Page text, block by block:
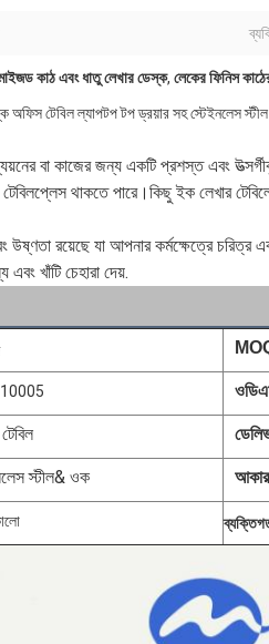
কাঠ এবং ধাতু লেখার ডেস্ক, লেকের ফিনিস
অফিস টেবিল ল্যাপটপ টপ ড্রয়ার সহ স্টেইনলেস
বা কাজের জন্য একটি প্রশস্ত এবং
থাকতে পারে।কিছু ইক লেখার
উষ্ণতা রয়েছে যা আপনার কর্মক্ষেত্রে চরিত্র
খাঁটি চেহারা দেয়.
স্টীল& ওক আকার